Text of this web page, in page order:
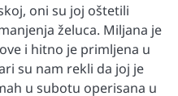
oni su joj oštetili
želuca. Miljana je
i hitno je primljena u
su nam rekli da joj je
u subotu operisana u